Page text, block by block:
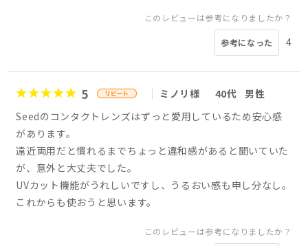
このレビューは参考になりましたか？
参考になった 4
5 ミノリ様 40代
男性
Seedのコンタクトレンズはずっと愛用しているため安心感
があります。
遠近両用だと慣れるまでちょっと違和感があると聞いていた
が、意外と大丈夫でした。
UVカット機能がうれしいですし、うるおい感も申し分なし。
これからも使おうと思います。
このレビューは参考になりましたか？